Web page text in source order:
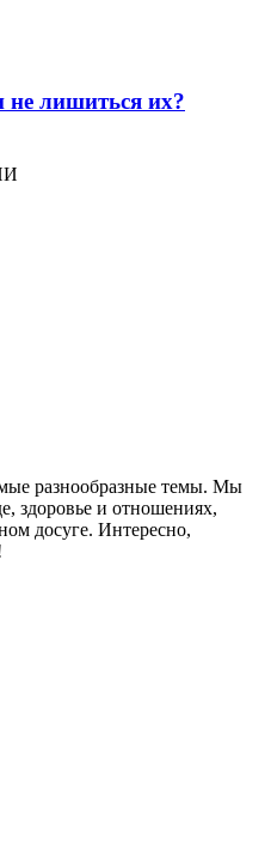
не лишиться их?
разнообразные темы. Мы
здоровье и отношениях,
досуге. Интересно,